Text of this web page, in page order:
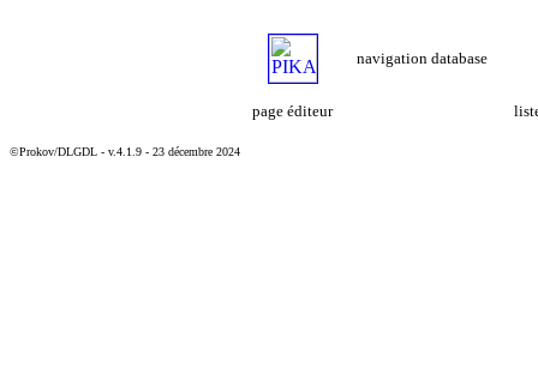
navigation database
page éditeur
©Prokov/DLGDL - v.4.1.9 - 23 décembre 2024